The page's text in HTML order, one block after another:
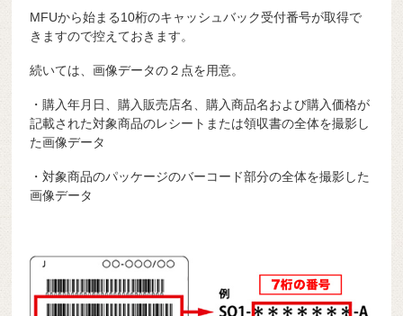
MFUから始まる10桁のキャッシュバック受付番号が取得で
きますので控えておきます。
続いては、画像データの２点を用意。
・購入年月日、購入販売店名、購入商品名および購入価格が
記載された対象商品のレシートまたは領収書の全体を撮影し
た画像データ
・対象商品のパッケージのバーコード部分の全体を撮影した
画像データ